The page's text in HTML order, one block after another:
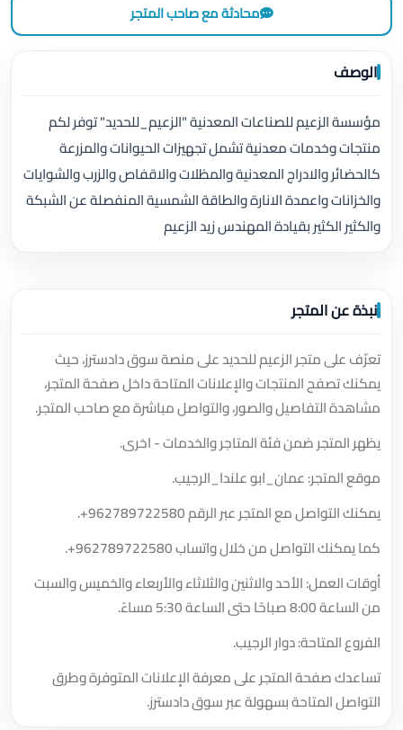
محادثة مع صاحب المتجر
الوصف
مؤسسة الزعيم للصناعات المعدنية "الزعيم_للحديد" توفر لكم
منتجات وخدمات معدنية تشمل تجهيزات الحيوانات والمزرعة
كالحضائر والادراج المعدنية والمظلات والاقفاص والزرب والشوايات
والخزانات واعمدة الانارة والطاقة الشمسية المنفصلة عن الشبكة
والكثير الكثير بقيادة المهندس زيد الزعيم
نبذة عن المتجر
تعرّف على متجر الزعيم للحديد على منصة سوق دادسترز، حيث
يمكنك تصفح المنتجات والإعلانات المتاحة داخل صفحة المتجر،
مشاهدة التفاصيل والصور، والتواصل مباشرة مع صاحب المتجر.
يظهر المتجر ضمن فئة المتاجر والخدمات - اخرى.
موقع المتجر: عمان_ابو علندا_الرجيب.
يمكنك التواصل مع المتجر عبر الرقم+962789722580
.
كما يمكنك التواصل من خلال واتساب+962789722580
.
أوقات العمل: الأحد والاثنين والثلاثاء والأربعاء والخميس والسبت
من الساعة 8:00 صباحًا حتى الساعة 5:30 مساءً.
الفروع المتاحة: دوار الرجيب.
تساعدك صفحة المتجر على معرفة الإعلانات المتوفرة وطرق
التواصل المتاحة بسهولة عبر سوق دادسترز.